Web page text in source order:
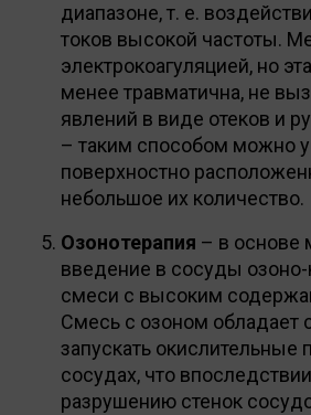
диапазоне, т. е.
токов высокой частоты.
электрокоагуляцией, но
менее травматична, не
явлений в виде отеков и
– таким способом можно
поверхностно
небольшое их количество.
Озонотерапия – в основе
введение в сосуды
смеси с высоким
Смесь с озоном обладает
запускать окислительные
сосудах, что
разрушению стенок